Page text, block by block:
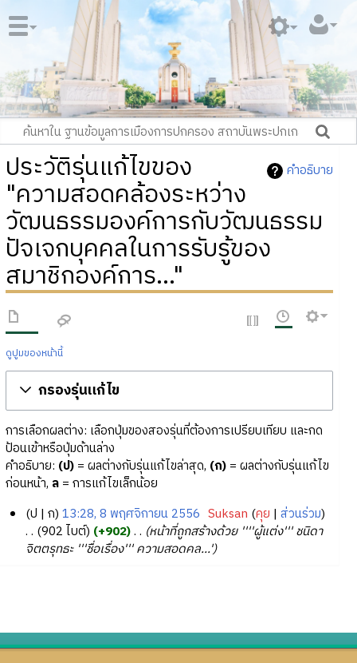
คำอธิบาย
ประวัติรุ่นแก้ไขของ
"ความสอดคล้องระหว่าง
วัฒนธรรมองค์การกับวัฒนธรรม
ปัจเจกบุคคลในการรับรู้ของ
สมาชิกองค์การ..."
ดูปูมของหน้านี้
กรองรุ่นแก้ไข
การเลือกผลต่าง: เลือกปุ่มของสองรุ่นที่ต้องการเปรียบเทียบ และกด
ป้อนเข้าหรือปุ่มด้านล่าง
คำอธิบาย: (ป)= ผลต่างกับรุ่นแก้ไขล่าสุด, (ก)= ผลต่างกับรุ่นแก้ไข
ก่อนหน้า, ล= การแก้ไขเล็กน้อย
ก
า
ป ก 13:28, 8 พฤศจิกายน 2556 Suksan คุย ส่วนร่วม
902 ไบต์
+902 ‎
หน้าที่ถูกสร้างด้วย ''''ผู้แต่ง''' ชนิดา
จิตตรุทธะ '''ชื่อเรื่อง''' ความสอดคล...'